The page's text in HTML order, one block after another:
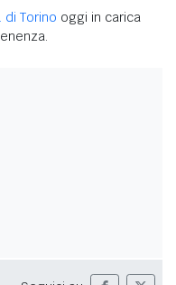
di Torino oggi in carica